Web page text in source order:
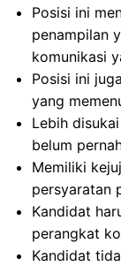
Posisi ini
penampilan
komunikasi
Posisi ini
yang
Lebih
belum
Memiliki
persyaratan
Kandidat
perangkat
Kandidat